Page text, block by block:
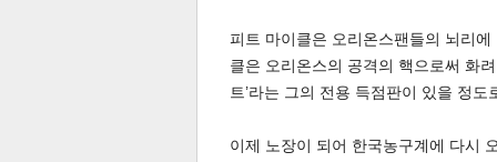
피트 마이클은 오리온스팬들의 뇌리
클은 오리온스의 공격의 핵으로써 화
트’라는 그의 전용 득점판이 있을 정
이제 노장이 되어 한국농구계에 다시